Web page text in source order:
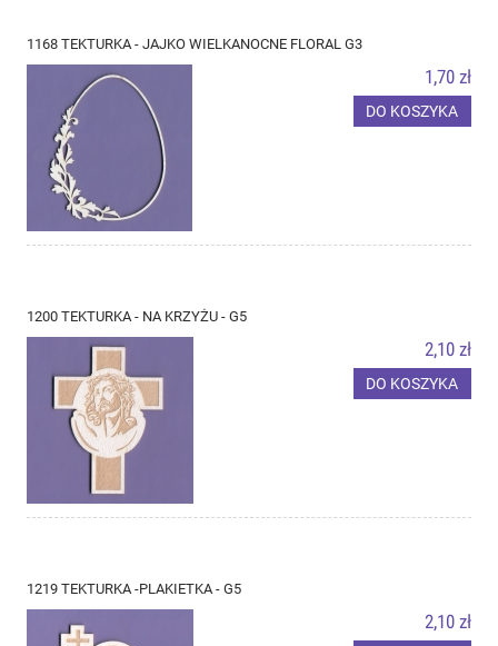
1168 TEKTURKA - JAJKO WIELKANOCNE FLORAL G3
1,70 zł
DO KOSZYKA
1200 TEKTURKA - NA KRZYŻU - G5
2,10 zł
DO KOSZYKA
1219 TEKTURKA -PLAKIETKA - G5
2,10 zł